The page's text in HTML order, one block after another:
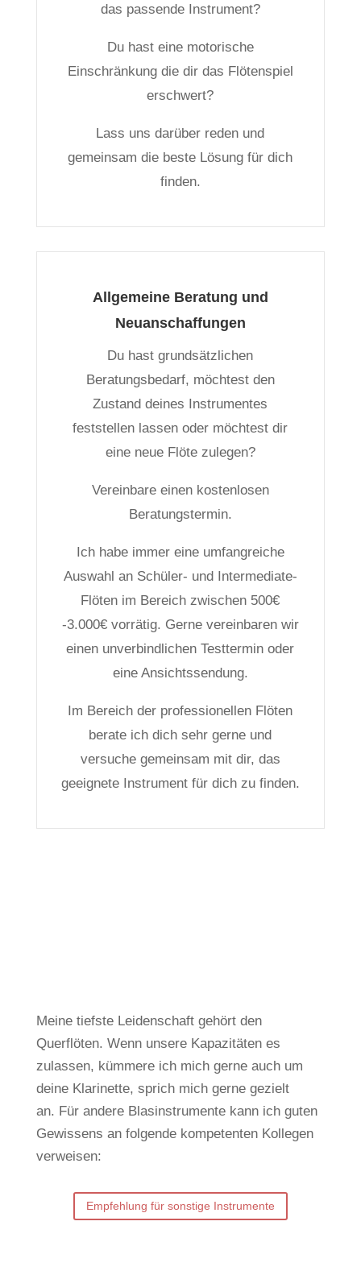
das passende Instrument?
Du hast eine motorische
Einschränkung die dir das Flötenspiel
erschwert?
Lass uns darüber reden und
gemeinsam die beste Lösung für dich
finden.
Allgemeine Beratung und
Neuanschaffungen
Du hast grundsätzlichen
Beratungsbedarf, möchtest den
Zustand deines Instrumentes
feststellen lassen oder möchtest dir
eine neue Flöte zulegen?
Vereinbare einen kostenlosen
Beratungstermin.
Ich habe immer eine umfangreiche
Auswahl an Schüler- und Intermediate-
Flöten im Bereich zwischen 500€
-3.000€ vorrätig. Gerne vereinbaren wir
einen unverbindlichen Testtermin oder
eine Ansichtssendung.
Im Bereich der professionellen Flöten
berate ich dich sehr gerne und
versuche gemeinsam mit dir, das
geeignete Instrument für dich zu finden.
Meine tiefste Leidenschaft gehört den
Querflöten. Wenn unsere Kapazitäten es
zulassen, kümmere ich mich gerne auch um
deine Klarinette, sprich mich gerne gezielt
an. Für andere Blasinstrumente kann ich guten
Gewissens an folgende kompetenten Kollegen
verweisen:
Empfehlung für sonstige Instrumente